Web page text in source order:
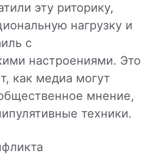
эту риторику,
нагрузку и
с
настроениями. Это
как медиа могут
мнение,
техники.